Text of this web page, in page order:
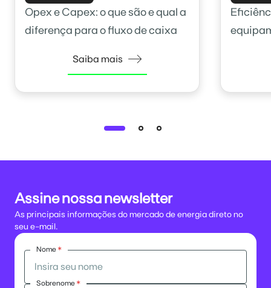
Opex e Capex: o que são e qual a
diferença para o fluxo de caixa
Saiba mais
Assine nossa newsletter
As principais informações do mercado de energia direto no
seu e-mail.
Nome *
Sobrenome *